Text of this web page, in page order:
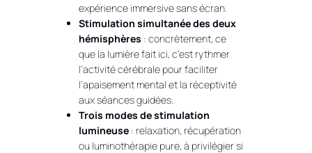
expérience immersive sans écran.
Stimulation simultanée des deux
hémisphères : concrètement, ce
que la lumière fait ici, c’est rythmer
l’activité cérébrale pour faciliter
l’apaisement mental et la réceptivité
aux séances guidées.
Trois modes de stimulation
lumineuse: relaxation, récupération
ou luminothérapie pure, à privilégier si